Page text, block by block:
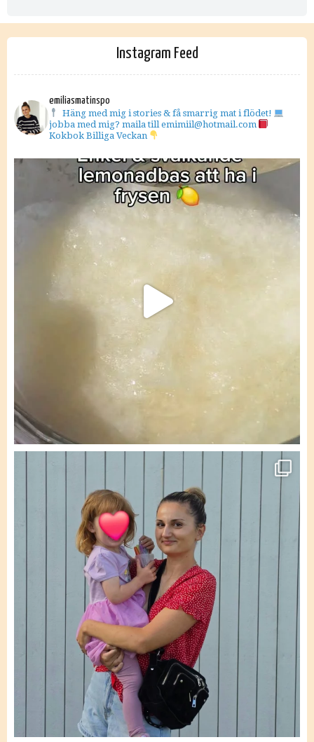
Instagram Feed
emiliasmatinspo
Häng med mig i stories & få smarrig mat i flödet!
jobba med mig? maila till emimiil@hotmail.com
Kokbok Billiga Veckan